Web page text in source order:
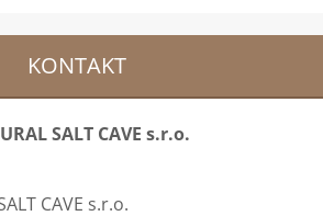
KONTAKT
SALT CAVE s.r.o.
CAVE s.r.o.